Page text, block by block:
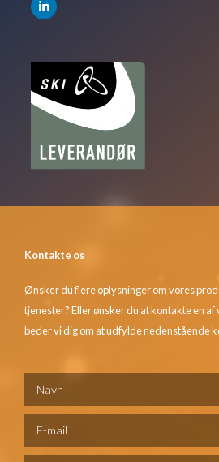
Kontakte os
Ønsker du flere oplysninger om vores
tjenester? Eller ønsker du at kontakte en
beder vi dig om at udfylde nedenstående